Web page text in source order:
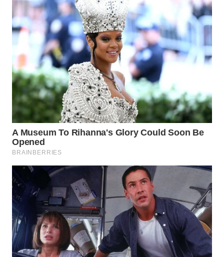
WN
INDRAMAYU
WN
KUNINGAN
WN
MAJALENGKA
WN
SUBANG
WN
SUKABUMI
WN
PURWAKARTA
WN
PRIANGAN